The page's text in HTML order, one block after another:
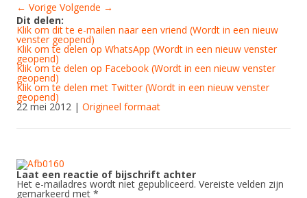
← Vorige Volgende →
Dit delen:
Klik om dit te e-mailen naar een vriend (Wordt in een nieuw
venster geopend)
Klik om te delen op WhatsApp (Wordt in een nieuw venster
geopend)
Klik om te delen op Facebook (Wordt in een nieuw venster
geopend)
Klik om te delen met Twitter (Wordt in een nieuw venster
geopend)
22 mei 2012 | Origineel formaat
Laat een reactie of bijschrift achter
Het e-mailadres wordt niet gepubliceerd. Vereiste velden zijn
gemarkeerd met *